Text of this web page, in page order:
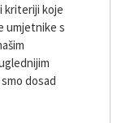
kriteriji koje
umjetnike s
dosad